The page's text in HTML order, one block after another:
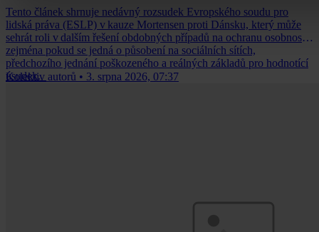
Tento článek shrnuje nedávný rozsudek Evropského soudu pro
lidská práva (ESLP) v kauze Mortensen proti Dánsku, který může
sehrát roli v dalším řešení obdobných případů na ochranu osobnosti,
zejména pokud se jedná o působení na sociálních sítích,
předchozího jednání poškozeného a reálných základů pro hodnotící
úsudek.
Kolektiv autorů • 3. srpna 2026, 07:37